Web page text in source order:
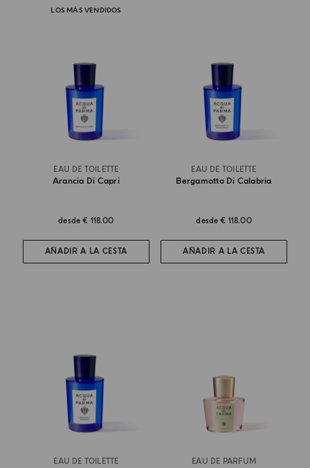
LOS MÁS VENDIDOS
EAU DE TOILETTE
Arancia Di Capri
desde€ 118.00
AÑADIR A LA CESTA
EAU DE TOILETTE
Bergamotto Di Calabria
desde€ 118.00
AÑADIR A LA CESTA
EAU DE TOILETTE EAU DE PARFUM